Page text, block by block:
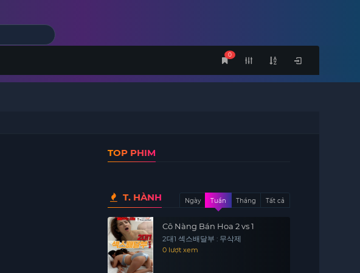
0
TOP PHIM
T. HÀNH Ngày Tuần Tháng Tất cả
Cô Nàng Bán Hoa 2 vs 1
2대1 섹스배달부 : 무삭제
0 lượt xem